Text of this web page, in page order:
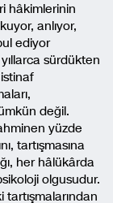
hâkimlerinin
anlıyor,
ediyor
sürdükten
değil.
yüzde
tartışmasına
her hâlükârda
olgusudur.